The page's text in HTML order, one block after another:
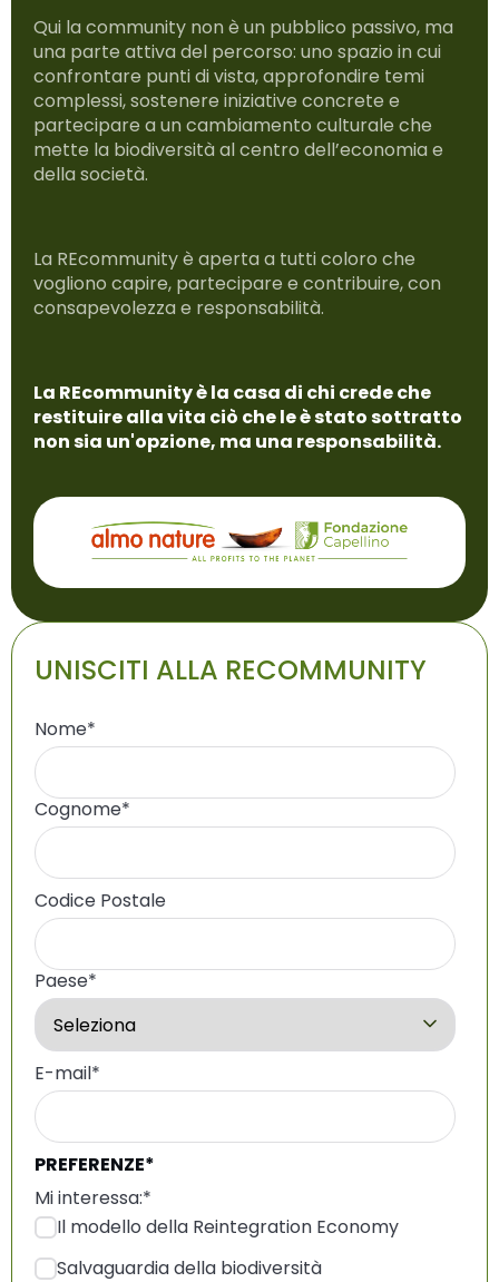
Qui la community non è un pubblico passivo, ma
una parte attiva del percorso: uno spazio in cui
confrontare punti di vista, approfondire temi
complessi, sostenere iniziative concrete e
partecipare a un cambiamento culturale che
mette la biodiversità al centro dell’economia e
della società.
La REcommunity è aperta a tutti coloro che
vogliono capire, partecipare e contribuire, con
consapevolezza e responsabilità.
La REcommunity è la casa di chi crede che
restituire alla vita ciò che le è stato sottratto
non sia un'opzione, ma una responsabilità.
UNISCITI ALLA RECOMMUNITY
Nome*
Cognome*
Codice Postale
Paese*
E-mail*
PREFERENZE*
Mi interessa:*
Il modello della Reintegration Economy
Salvaguardia della biodiversità